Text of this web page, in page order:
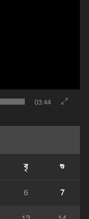
03:44
বৃ শু
6 7